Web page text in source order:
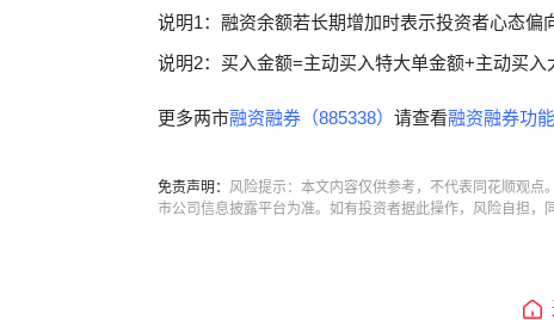
说明1：融资余额若长期增加时表示投资者心态偏
说明2：买入金额=主动买入特大单金额+主动买
更多两市融资融券（885338） 请查看融资融券功
免责声明： 风险提示：本文内容仅供参考，不代表同花顺观
市公司信息披露平台为准。如有投资者据此操作，风险自担，